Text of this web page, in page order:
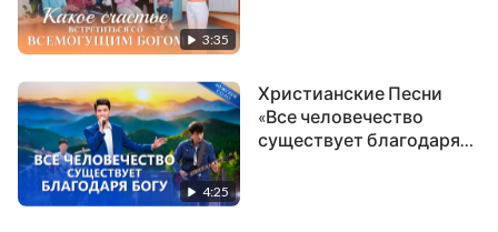
их ценность для людей
Тех, кто
протестует
3:35
4:25
Христианские Песни
«Все человечество
существует благодаря